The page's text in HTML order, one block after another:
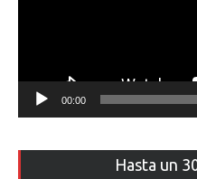
00:00
Hasta un